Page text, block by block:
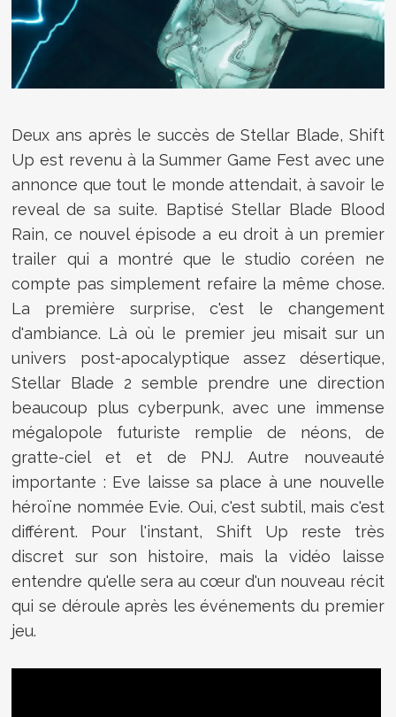
Deux ans après le succès de Stellar Blade, Shift
Up est revenu à la Summer Game Fest avec une
annonce que tout le monde attendait, à savoir le
reveal de sa suite. Baptisé Stellar Blade Blood
Rain, ce nouvel épisode a eu droit à un premier
trailer qui a montré que le studio coréen ne
compte pas simplement refaire la même chose.
La première surprise, c'est le changement
d'ambiance. Là où le premier jeu misait sur un
univers post-apocalyptique assez désertique,
Stellar Blade 2 semble prendre une direction
beaucoup plus cyberpunk, avec une immense
mégalopole futuriste remplie de néons, de
gratte-ciel et et de PNJ. Autre nouveauté
importante : Eve laisse sa place à une nouvelle
héroïne nommée Evie. Oui, c'est subtil, mais c'est
différent. Pour l'instant, Shift Up reste très
discret sur son histoire, mais la vidéo laisse
entendre qu'elle sera au cœur d'un nouveau récit
qui se déroule après les événements du premier
jeu.